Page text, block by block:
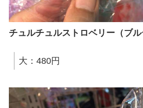
チュルチュルストロベリー（ブル
大：480円